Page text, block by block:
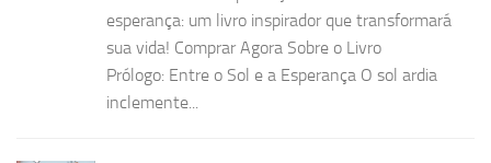
esperança: um livro inspirador que transformará
sua vida! Comprar Agora Sobre o Livro
Prólogo: Entre o Sol e a Esperança O sol ardia
inclemente...